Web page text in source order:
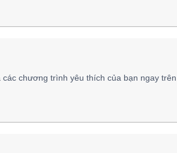
chương trình yêu thích của bạn ngay trên